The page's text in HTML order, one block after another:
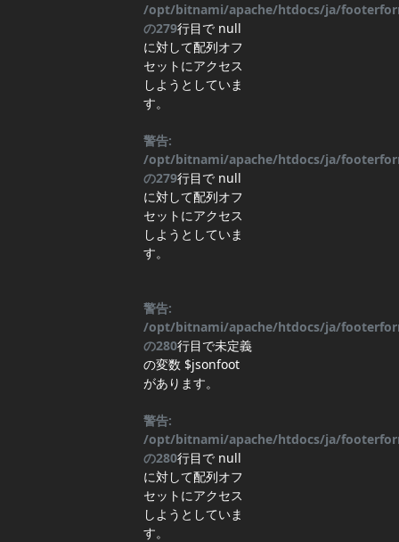
/opt/bitnami/apache/htdocs/ja/
の279行目で null
に対して配列オフ
セットにアクセス
しようとしていま
す。
警告:
/opt/bitnami/apache/htdocs/ja/
の279行目で null
に対して配列オフ
セットにアクセス
しようとしていま
す。
警告:
/opt/bitnami/apache/htdocs/ja/
の280行目で未定義
の変数 $jsonfoot
があります。
警告:
/opt/bitnami/apache/htdocs/ja/
の280行目で null
に対して配列オフ
セットにアクセス
しようとしていま
す。